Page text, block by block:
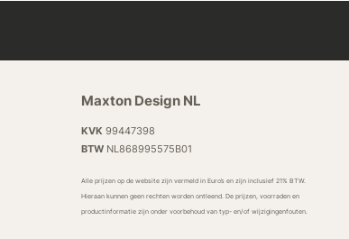
Maxton Design NL
KVK 99447398
BTWNL868995575B01
Alle prijzen op de website zijn vermeld in Euro’s en zijn inclusief 21% BTW.
Hieraan kunnen geen rechten worden ontleend. De prijzen, voorraden en
productinformatie zijn onder voorbehoud van typ- en/of wijzigingenfouten.